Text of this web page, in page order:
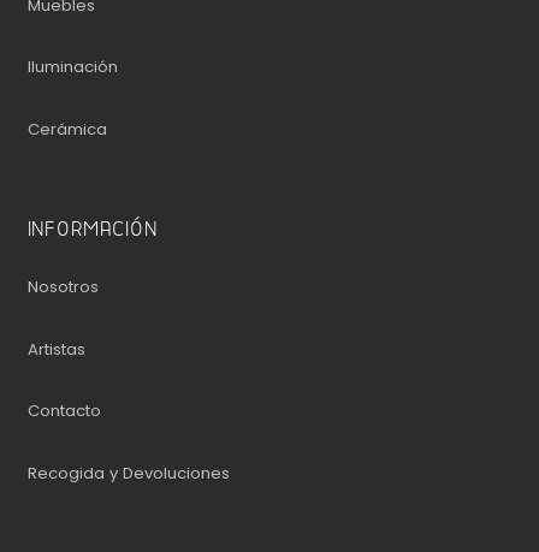
Muebles
Iluminación
Cerámica
INFORMACIÓN
Nosotros
Artistas
Contacto
Recogida y Devoluciones